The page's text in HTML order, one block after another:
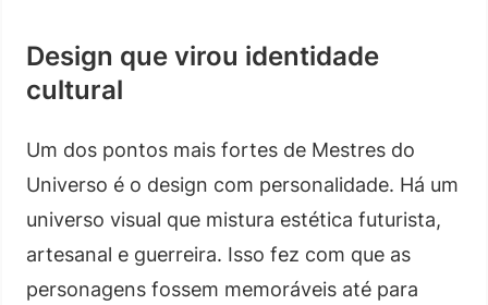
Design que virou identidade
cultural
Um dos pontos mais fortes de Mestres do
Universo é o design com personalidade. Há um
universo visual que mistura estética futurista,
artesanal e guerreira. Isso fez com que as
personagens fossem memoráveis até para